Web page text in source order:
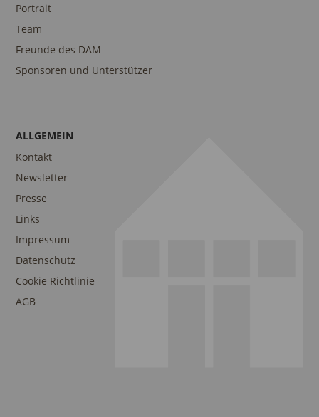
Portrait
Team
Freunde des DAM
Sponsoren und Unterstützer
ALLGEMEIN
Kontakt
Newsletter
Presse
Links
Impressum
Datenschutz
Cookie Richtlinie
AGB